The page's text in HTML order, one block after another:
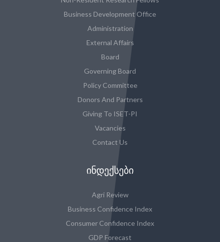
Business Development Office
Administration
External Affairs
Board
Governing Board
Policy Committee
Donors And Partners
Giving To ISET-PI
Vacancies
Contact Us
ᲘᲜᲓᲔᲥᲡᲔᲑᲘ
Agri Review
Business Confidence Index
Consumer Confidence Index
GDP Forecast